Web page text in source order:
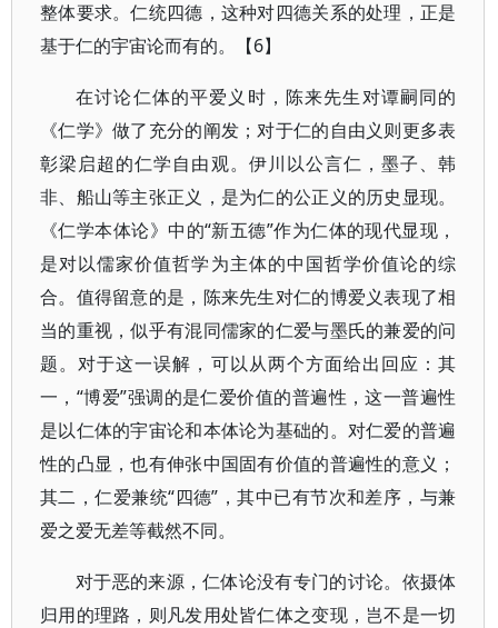
整体要求。仁统四德，这种对四德关系的处理，正是
基于仁的宇宙论而有的。【6】
在讨论仁体的平爱义时，陈来先生对谭嗣同的
《仁学》做了充分的阐发；对于仁的自由义则更多表
彰梁启超的仁学自由观。伊川以公言仁，墨子、韩
非、船山等主张正义，是为仁的公正义的历史显现。
《仁学本体论》中的“新五德”作为仁体的现代显现，
是对以儒家价值哲学为主体的中国哲学价值论的综
合。值得留意的是，陈来先生对仁的博爱义表现了相
当的重视，似乎有混同儒家的仁爱与墨氏的兼爱的问
题。对于这一误解，可以从两个方面给出回应：其
一，“博爱”强调的是仁爱价值的普遍性，这一普遍性
是以仁体的宇宙论和本体论为基础的。对仁爱的普遍
性的凸显，也有伸张中国固有价值的普遍性的意义；
其二，仁爱兼统“四德”，其中已有节次和差序，与兼
爱之爱无差等截然不同。
对于恶的来源，仁体论没有专门的讨论。依摄体
归用的理路，则凡发用处皆仁体之变现，岂不是一切